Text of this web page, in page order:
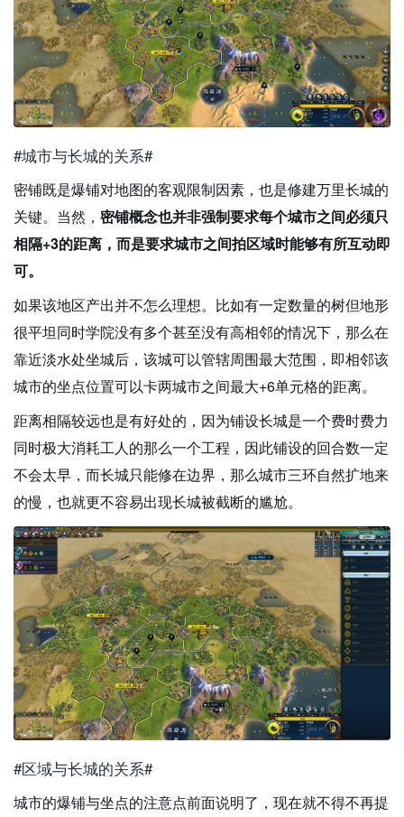
#城市与长城的关系#
密铺既是爆铺对地图的客观限制因素，也是修建万里长城的
关键。当然， 密铺概念也并非强制要求每个城市之间必须只
相隔+3的距离，而是要求城市之间拍区域时能够有所互动即
可。
如果该地区产出并不怎么理想。比如有一定数量的树但地形
很平坦同时学院没有多个甚至没有高相邻的情况下，那么在
靠近淡水处坐城后，该城可以管辖周围最大范围，即相邻该
城市的坐点位置可以卡两城市之间最大+6单元格的距离。
距离相隔较远也是有好处的，因为铺设长城是一个费时费力
同时极大消耗工人的那么一个工程，因此铺设的回合数一定
不会太早，而长城只能修在边界，那么城市三环自然扩地来
的慢，也就更不容易出现长城被截断的尴尬。
#区域与长城的关系#
城市的爆铺与坐点的注意点前面说明了，现在就不得不再提